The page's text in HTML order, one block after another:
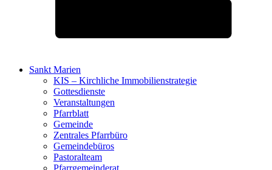
Sankt Marien
KIS – Kirchliche Immobilienstrategie
Gottesdienste
Veranstaltungen
Pfarrblatt
Gemeinde
Zentrales Pfarrbüro
Gemeindebüros
Pastoralteam
Pfarrgemeinderat